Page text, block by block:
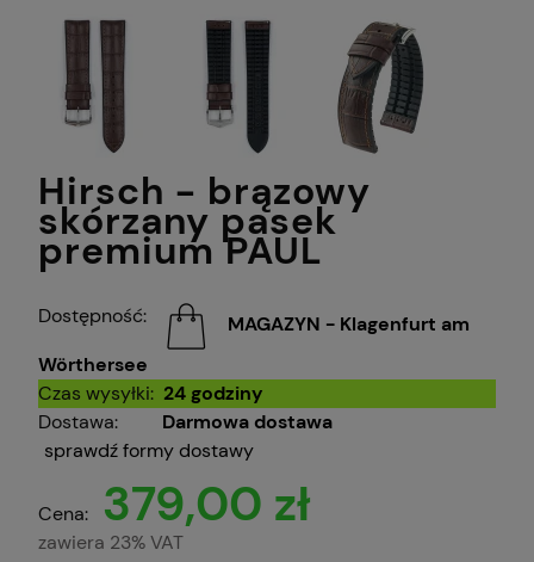
Hirsch - brązowy
skórzany pasek
premium PAUL
Dostępność:
MAGAZYN - Klagenfurt am
Wörthersee
Czas wysyłki: 24 godziny
Dostawa:
Darmowa dostawa
sprawdź formy dostawy
Cena: 379,00 zł
zawiera 23% VAT